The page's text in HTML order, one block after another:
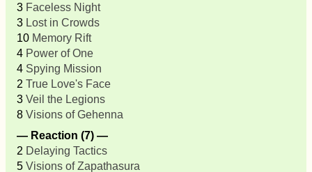
3 Faceless Night
3 Lost in Crowds
10 Memory Rift
4 Power of One
4 Spying Mission
2 True Love's Face
3 Veil the Legions
8 Visions of Gehenna
— Reaction (7) —
2 Delaying Tactics
5 Visions of Zapathasura